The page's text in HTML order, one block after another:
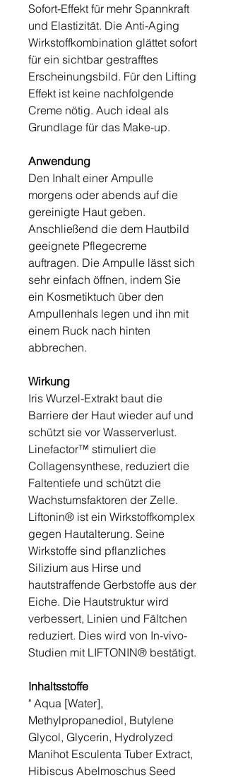
Sofort-Effekt für mehr Spannkraft
und Elastizität. Die Anti-Aging
Wirkstoffkombination glättet sofort
für ein sichtbar gestrafftes
Erscheinungsbild. Für den Lifting
Effekt ist keine nachfolgende
Creme nötig. Auch ideal als
Grundlage für das Make-up.
Anwendung
Den Inhalt einer Ampulle
morgens oder abends auf die
gereinigte Haut geben.
Anschließend die dem Hautbild
geeignete Pflegecreme
auftragen. Die Ampulle lässt sich
sehr einfach öffnen, indem Sie
ein Kosmetiktuch über den
Ampullenhals legen und ihn mit
einem Ruck nach hinten
abbrechen.
Wirkung
Iris Wurzel-Extrakt baut die
Barriere der Haut wieder auf und
schützt sie vor Wasserverlust.
Linefactor™ stimuliert die
Collagensynthese, reduziert die
Faltentiefe und schützt die
Wachstumsfaktoren der Zelle.
Liftonin® ist ein Wirkstoffkomplex
gegen Hautalterung. Seine
Wirkstoffe sind pflanzliches
Silizium aus Hirse und
hautstraffende Gerbstoffe aus der
Eiche. Die Hautstruktur wird
verbessert, Linien und Fältchen
reduziert. Dies wird von In-vivo-
Studien mit LIFTONIN® bestätigt.
Inhaltsstoffe
" Aqua [Water],
Methylpropanediol, Butylene
Glycol, Glycerin, Hydrolyzed
Manihot Esculenta Tuber Extract,
Hibiscus Abelmoschus Seed